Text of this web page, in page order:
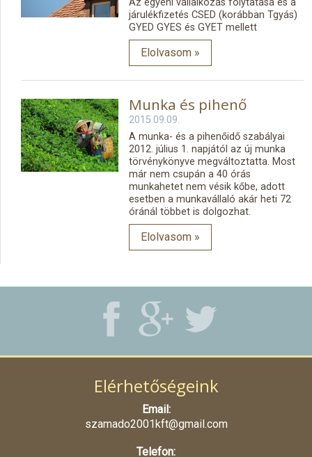
járulékfizetés CSED (korábban Tgyás)
GYED GYES és GYET mellett
Elolvasom »
Munka és pihenő
2015.09.09.
A munka- és a pihenőidő szabályai
2012. július 1. napjától az új munka
törvénykönyve megváltoztatta. Most
már nem csupán a 40 órás
munkahetet nem vésik kőbe, adott
esetben a munkavállaló akár heti 72
óránál többet is dolgozhat.
Elolvasom »
Elérhetőségeink
Email:
szamado2001kft@gmail.com
Telefon: